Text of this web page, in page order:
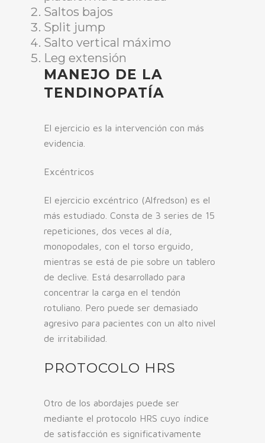
Saltos bajos
Split jump
Salto vertical máximo
Leg extensión
MANEJO DE LA
TENDINOPATÍA
El ejercicio es la intervención con más
evidencia.
Excéntricos
El ejercicio excéntrico (Alfredson) es el
más estudiado. Consta de 3 series de 15
repeticiones, dos veces al día,
monopodales, con el torso erguido,
mientras se está de pie sobre un tablero
de declive. Está desarrollado para
concentrar la carga en el tendón
rotuliano. Pero puede ser demasiado
agresivo para pacientes con un alto nivel
de irritabilidad.
PROTOCOLO HRS
Otro de los abordajes puede ser
mediante el protocolo HRS cuyo índice
de satisfacción es significativamente